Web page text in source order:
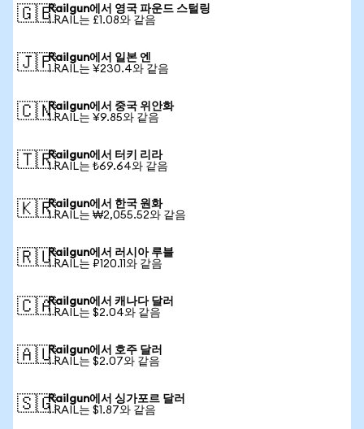
🇬🇧Railgun에서 영국 파운드 스털링
1 RAIL는 £1.08와 같음
🇯🇵Railgun에서 일본 엔
1 RAIL는 ¥230.4와 같음
🇨🇳Railgun에서 중국 위안화
1 RAIL는 ¥9.85와 같음
🇹🇷Railgun에서 터키 리라
1 RAIL는 ₺69.64와 같음
🇰🇷Railgun에서 한국 원화
1 RAIL는 ₩2,055.52와 같음
🇷🇺Railgun에서 러시아 루블
1 RAIL는 ₽120.11와 같음
🇨🇦Railgun에서 캐나다 달러
1 RAIL는 $2.04와 같음
🇦🇺Railgun에서 호주 달러
1 RAIL는 $2.07와 같음
🇸🇬Railgun에서 싱가포르 달러
1 RAIL는 $1.87와 같음